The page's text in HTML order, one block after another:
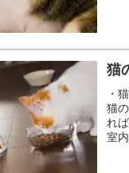
猫
・
猫
れ
室